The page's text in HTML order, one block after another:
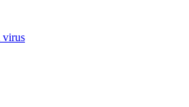
virus